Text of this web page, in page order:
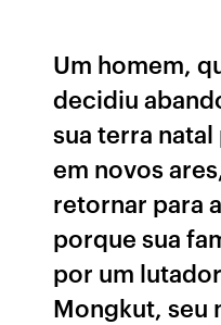
Um homem,
decidiu
sua terra
em novos
retornar para
porque sua
por um
Mongkut, seu